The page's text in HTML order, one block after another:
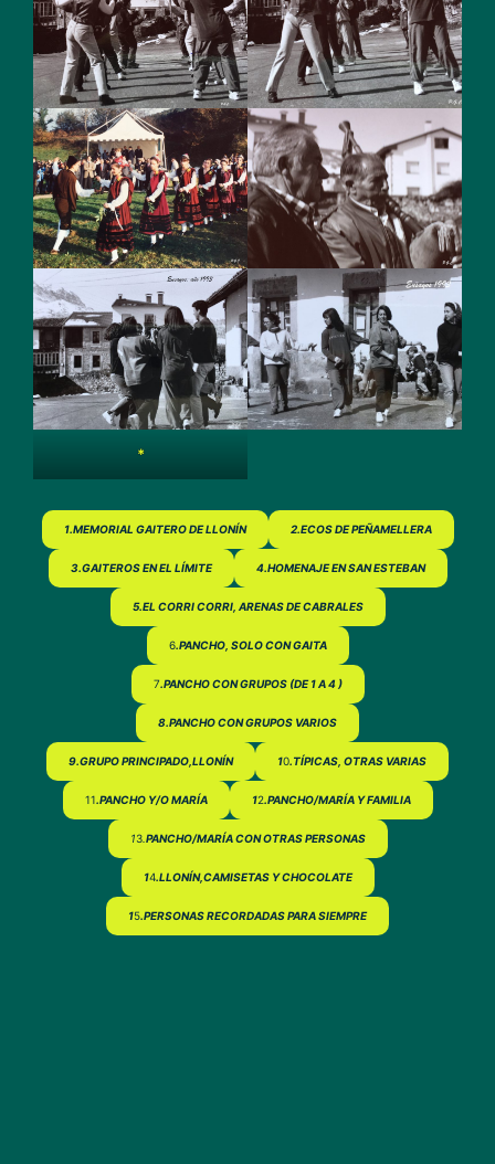
*
1.MEMORIAL GAITERO DE LLONÍN 2.ECOS DE PEÑAMELLERA
3.GAITEROS EN EL LÍMITE 4.HOMENAJE EN SAN ESTEBAN
5.EL CORRI CORRI, ARENAS DE CABRALES
6.PANCHO, SOLO CON GAITA
7.PANCHO CON GRUPOS (DE 1 A 4 )
8.PANCHO CON GRUPOS VARIOS
9.GRUPO PRINCIPADO,LLONÍN 10.TÍPICAS, OTRAS VARIAS
11.PANCHO Y/O MARÍA 12.PANCHO/MARÍA Y FAMILIA
13. PANCHO/MARÍA CON OTRAS PERSONAS
14.LLONÍN,CAMISETAS Y CHOCOLATE
15.PERSONAS RECORDADAS PARA SIEMPRE